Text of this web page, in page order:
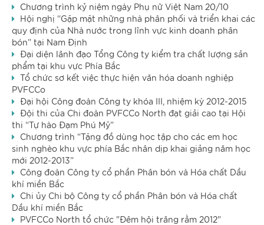
Chương trình kỷ niệm ngày Phụ nữ Việt Nam 20/10
Hội nghị “Gặp mặt những nhà phân phối và triển khai các
quy định của Nhà nước trong lĩnh vực kinh doanh phân
bón” tại Nam Định
Đại diện lãnh đạo Tổng Công ty kiểm tra chất lượng sản
phẩm tại khu vực Phía Bắc
Tổ chức sơ kết việc thực hiện văn hóa doanh nghiệp
PVFCCo
Đại hội Công đoàn Công ty khóa III, nhiệm kỳ 2012-2015
Đội thi của Chi đoàn PVFCCo North đạt giải cao tại Hội
thi “Tự hào Đạm Phú Mỹ”
Chương trình “Tặng đồ dùng học tập cho các em học
sinh nghèo khu vực phía Bắc nhân dịp khai giảng năm học
mới 2012-2013”
Công đoàn Công ty cổ phần Phân bón và Hóa chất Dầu
khí miền Bắc
Chi ủy Chi bộ Công ty cổ phần Phân bón và Hóa chất
Dầu khí miền Bắc
PVFCCo North tổ chức "Đêm hội trăng rằm 2012"